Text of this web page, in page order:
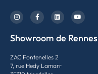
Showroom de Rennes
ZAC Fontenelles 2
7, rue Hedy Lamarr